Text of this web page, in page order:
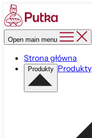
Open main menu
Strona główna
Produkty Produkty